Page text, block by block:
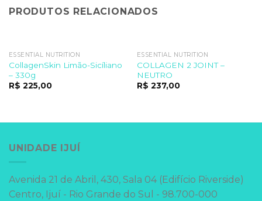
PRODUTOS RELACIONADOS
ESSENTIAL NUTRITION
CollagenSkin Limão-Sicíliano
– 330g
R$ 225,00
ESSENTIAL NUTRITION
COLLAGEN 2 JOINT –
NEUTRO
R$ 237,00
UNIDADE IJUÍ
Avenida 21 de Abril, 430, Sala 04 (Edifício Riverside)
Centro, Ijuí - Rio Grande do Sul - 98.700-000